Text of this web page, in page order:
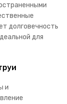
долговечность
для
и